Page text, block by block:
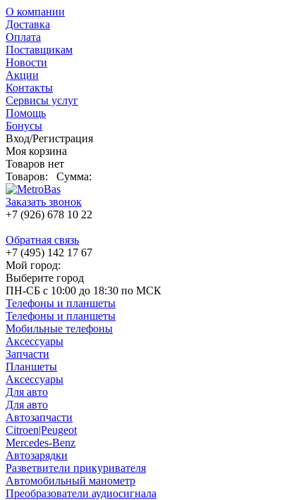
О компании
Доставка
Оплата
Поставщикам
Новости
Акции
Контакты
Сервисы услуг
Помощь
Бонусы
Вход/Регистрация
Моя корзина
Товаров нет
Товаров:
Сумма:
Заказать звонок
+7 (926) 678 10 22
Обратная связь
+7 (495) 142 17 67
Мой город:
Выберите город
ПН-СБ с 10:00 до 18:30 по МСК
Телефоны и планшеты
Телефоны и планшеты
Мобильные телефоны
Аксессуары
Запчасти
Планшеты
Аксессуары
Для авто
Для авто
Автозапчасти
Citroen|Peugeot
Mercedes-Benz
Автозарядки
Разветвители прикуривателя
Автомобильный манометр
Преобразователи аудиосигнала